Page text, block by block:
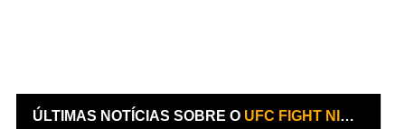
ÚLTIMAS NOTÍCIAS SOBRE O UFC FIGHT NIGHT BISPING VS. LE